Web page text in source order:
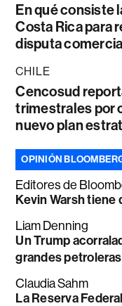
En qué consiste
Costa Rica para
disputa
CHILE
Cencosud
trimestrales por
nuevo plan
OPINIÓN
Editores de
Kevin Warsh tiene
Liam Denning
Un Trump
grandes petroleras
Claudia Sahm
La Reserva